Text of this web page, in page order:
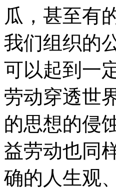
瓜，甚至有
我们组织的
可以起到一
劳动穿透世
的思想的侵
益劳动也同
确的人生观